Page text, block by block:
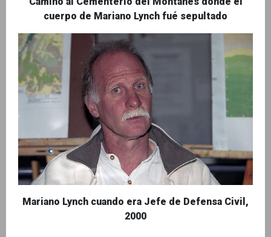
cuerpo de Mariano Lynch fué sepultado
Mariano Lynch cuando era Jefe de Defensa Civil,
2000